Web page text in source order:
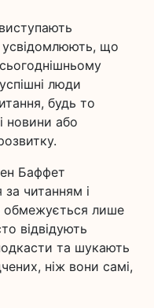
що
люди
будь то
новини або
Баффет
читанням і
обмежується лише
відвідують
та шукають
ніж вони самі,